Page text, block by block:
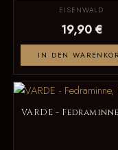
EISENWALD
19,90 €
IN DEN
VARDE -